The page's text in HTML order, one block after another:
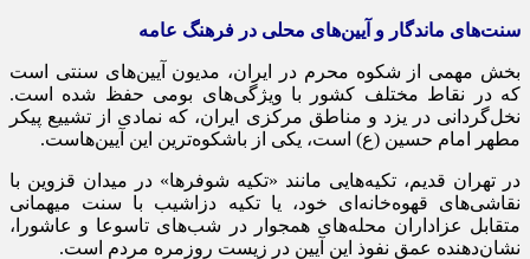
سنت‌های ماندگار و آیین‌های محلی در فرهنگ عامه
بخش مهمی از شکوه محرم در ایران، مدیون آیین‌های سنتی است
که در نقاط مختلف کشور با ویژگی‌های بومی حفظ شده است.
نخل‌گردانی در یزد و مناطق مرکزی ایران، که نمادی از تشییع پیکر
مطهر امام حسین (ع) است، یکی از باشکوه‌ترین این آیین‌هاست.
در تهران قدیم، تکیه‌هایی مانند «تکیه شوفرها» در میدان قزوین با
نقاشی‌های قهوه‌خانه‌ای خود، یا تکیه دزاشیب با سنت میهمانی
متقابل عزاداران محله‌های همجوار در شب‌های تاسوعا و عاشورا،
نشان‌دهنده عمق نفوذ این آیین در زیست روزمره مردم است.